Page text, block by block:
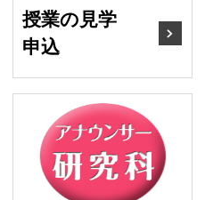
授業の見学
申込
8月開催・アナ体験